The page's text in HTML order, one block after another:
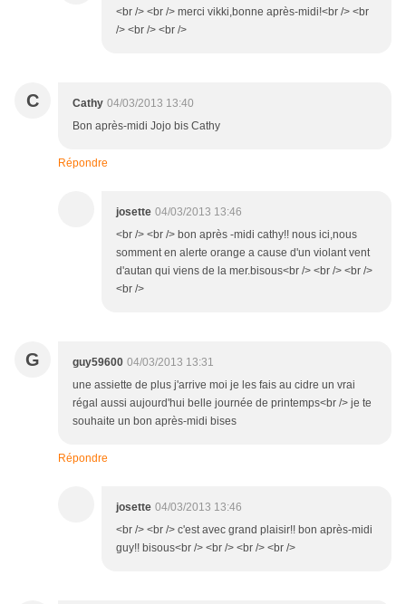
<br /> <br /> merci vikki,bonne après-midi!<br /> <br
/> <br /> <br />
C Cathy 04/03/2013 13:40
Bon après-midi Jojo bis Cathy
Répondre
josette 04/03/2013 13:46
<br /> <br /> bon après -midi cathy!! nous ici,nous
somment en alerte orange a cause d'un violant vent
d'autan qui viens de la mer.bisous<br /> <br /> <br />
<br />
G guy59600 04/03/2013 13:31
une assiette de plus j'arrive moi je les fais au cidre un vrai
régal aussi aujourd'hui belle journée de printemps<br /> je te
souhaite un bon après-midi bises
Répondre
josette 04/03/2013 13:46
<br /> <br /> c'est avec grand plaisir!! bon après-midi
guy!! bisous<br /> <br /> <br /> <br />